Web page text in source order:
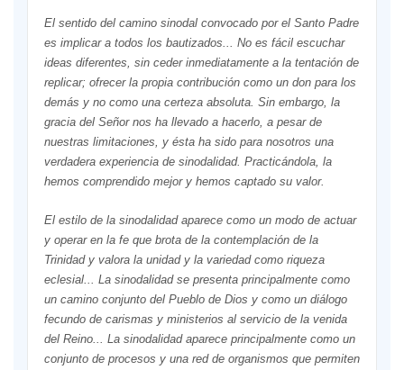
El sentido del camino sinodal convocado por el Santo Padre
es implicar a todos los bautizados... No es fácil escuchar
ideas diferentes, sin ceder inmediatamente a la tentación de
replicar; ofrecer la propia contribución como un don para los
demás y no como una certeza absoluta. Sin embargo, la
gracia del Señor nos ha llevado a hacerlo, a pesar de
nuestras limitaciones, y ésta ha sido para nosotros una
verdadera experiencia de sinodalidad. Practicándola, la
hemos comprendido mejor y hemos captado su valor.
El estilo de la sinodalidad aparece como un modo de actuar
y operar en la fe que brota de la contemplación de la
Trinidad y valora la unidad y la variedad como riqueza
eclesial.
.. L a sinodalidad se presenta principalmente como
un camino conjunto del Pueblo de Dios y como un diálogo
fecundo de carismas y ministerios al servicio de la venida
del Reino.
L a sinodalidad aparece principalmente como un
conjunto de procesos y una red de organismos que permiten